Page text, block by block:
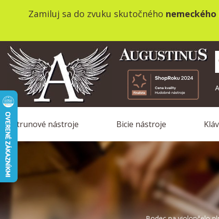
Zamiluj sa do zvuku skutočného
Strunové nástroje Bicie nástroje